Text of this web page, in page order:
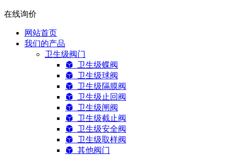
在线询价
网站首页
我们的产品
卫生级阀门
卫生级蝶阀
卫生级球阀
卫生级隔膜阀
卫生级止回阀
卫生级闸阀
卫生级截止阀
卫生级安全阀
卫生级取样阀
其他阀门